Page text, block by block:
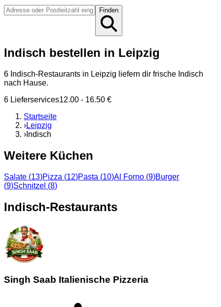
Finden
Indisch bestellen in Leipzig
6 Indisch-Restaurants in Leipzig liefern dir frische Indisch
nach Hause.
6 Lieferservices12.00 - 16.50 €
Startseite
›Leipzig
› Indisch
Weitere Küchen
Salate (13)Pizza (12)Pasta (10)Al Forno (9)Burger
(9)Schnitzel (8)
Indisch-Restaurants
Singh Saab Italienische Pizzeria